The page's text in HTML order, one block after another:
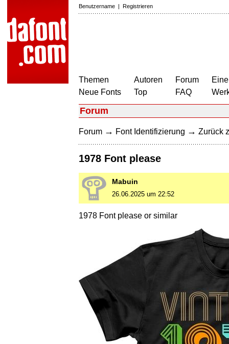
Benutzername | Registrieren
Themen
Neue Fonts
Autoren
Top
Forum
FAQ
Forum
Forum → Font Identifizierung → Zurück
1978 Font please
Mabuin
26.06.2025 um 22:52
1978 Font please or similar